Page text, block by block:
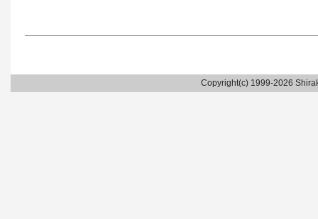
Copyright(c) 1999-2026